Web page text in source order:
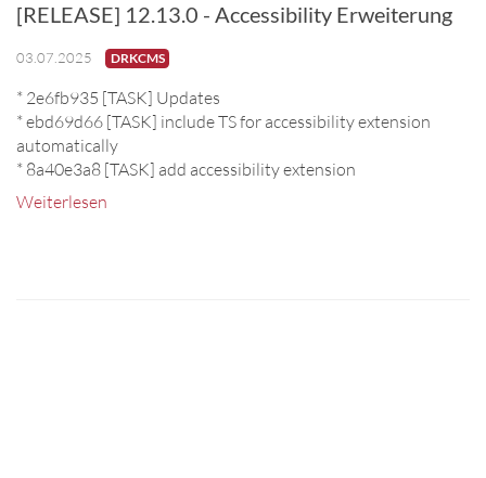
[RELEASE] 12.13.0 - Accessibility Erweiterung
03.07.2025 DRKCMS
* 2e6fb935 [TASK] Updates
* ebd69d66 [TASK] include TS for accessibility extension
automatically
* 8a40e3a8 [TASK] add accessibility extension
Weiterlesen